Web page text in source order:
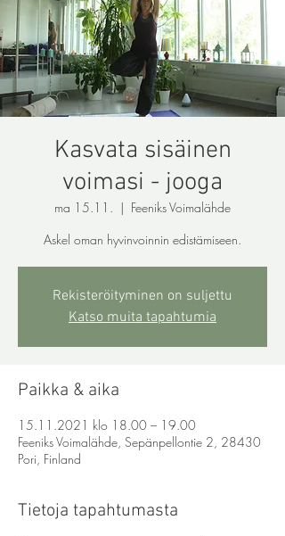
Kasvata sisäinen
voimasi - jooga
ma 15.11.
  |
Feeniks Voimalähde
Askel oman hyvinvoinnin edistämiseen.
Rekisteröityminen on suljettu
Katso muita tapahtumia
Paikka & aika
15.11.2021 klo 18.00 – 19.00
Feeniks Voimalähde, Sepänpellontie 2, 28430
Pori, Finland
Tietoja tapahtumasta